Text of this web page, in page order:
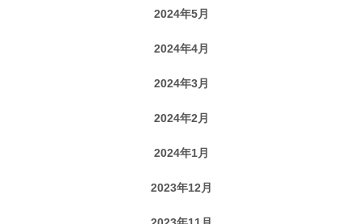
2024年5月
2024年4月
2024年3月
2024年2月
2024年1月
2023年12月